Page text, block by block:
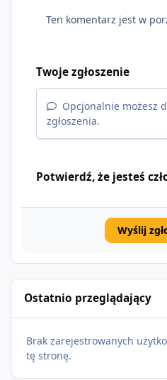
Twoje zgłoszenie
Opcjonalnie możesz
zgłoszenia.
Potwierdź, że jesteś
Wyślij
Ostatnio przeglądający
Brak zarejestrowanych
tę stronę.